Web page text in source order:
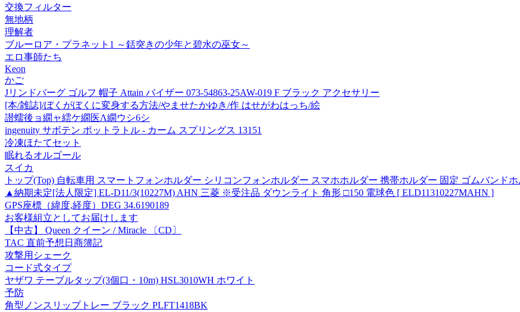
交換フィルター
無地柄
理解者
ブルーロア・プラネット1 ～銛突きの少年と碧水の巫女～
エロ事師たち
Keon
かご
Jリンドバーグ ゴルフ 帽子 Attain バイザー 073-54863-25AW-019 F ブラック アクセサリー
[本/雑誌]/ぼくがぼくに変身する方法/やませたかゆき/作 はせがわはっち/絵
譛蠕後ョ繝ャ繧ケ繝医Λ繝ウシ6シ
ingenuity サボテン ポットラトル - カーム スプリングス 13151
冷凍ほたてセット
眠れるオルゴール
スイカ
トップ(Top) 自転車用 スマートフォンホルダー シリコンフォンホルダー スマホホルダー 携帯ホルダー 固定 ゴムバンド
▲納期未定[法人限定] EL-D11/3(10227M) AHN 三菱 ※受注品 ダウンライト 角形 □150 電球色 [ ELD11310227MAHN ]
GPS座標（緯度,経度）DEG 34.6190189
お客様組立としてお届けします
【中古】 Queen クイーン / Miracle 〔CD〕
TAC 直前予想日商簿記
攻撃用シェーク
コード式タイプ
ヤザワ テーブルタップ(3個口・10m) HSL3010WH ホワイト
予防
角型ノンスリップトレー ブラック PLFT1418BK